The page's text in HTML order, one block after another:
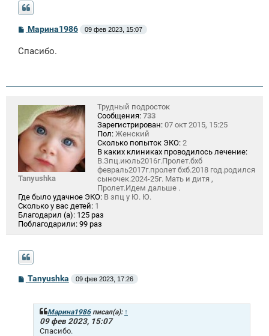
С
б
и
Марина1986 09 фев 2023, 15:07
Спасибо.
Tanyushka
Трудный подросток
Сообщения: 733
Зарегистрирован: 07 окт 2015, 15:25
Пол: Женский
Сколько попыток ЭКО: 2
В каких клиниках проводилось лечение:
В.Зпц.июль2016г.Пролет.бхб
февраль2017г.пролет бхб.2018 год.родился
сыночек.2024-25г. Мать и дитя ,
Пролет.Идем дальше .
Где было удачное ЭКО: В зпц у Ю. Ю.
Сколько у вас детей: 1
Благодарил (а): 125 раз
Поблагодарили: 99 раз
СTanyushka 09 фев 2023, 17:26
Марина1986писал(а): ↑
09 фев 2023, 15:07
Спасибо.